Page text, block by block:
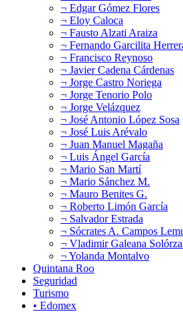
¬ Edgar Gómez Flores
¬ Eloy Caloca
¬ Fausto Alzati Araiza
¬ Fernando Garcilita
¬ Francisco Reynoso
¬ Javier Cadena Cárdenas
¬ Jorge Castro Noriega
¬ Jorge Tenorio Polo
¬ Jorge Velázquez
¬ José Antonio López Sosa
¬ José Luis Arévalo
¬ Juan Manuel Magaña
¬ Luis Ángel García
¬ Mario San Martí
¬ Mario Sánchez M.
¬ Mauro Benites G.
¬ Roberto Limón García
¬ Salvador Estrada
¬ Sócrates A. Campos
¬ Vladimir Galeana
¬ Yolanda Montalvo
Quintana Roo
Seguridad
Turismo
• Edomex